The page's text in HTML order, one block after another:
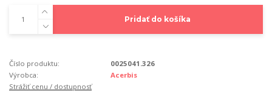
Pridať do košíka
Číslo produktu:
0025041.326
Výrobca:
Acerbis
Strážiť cenu / dostupnosť